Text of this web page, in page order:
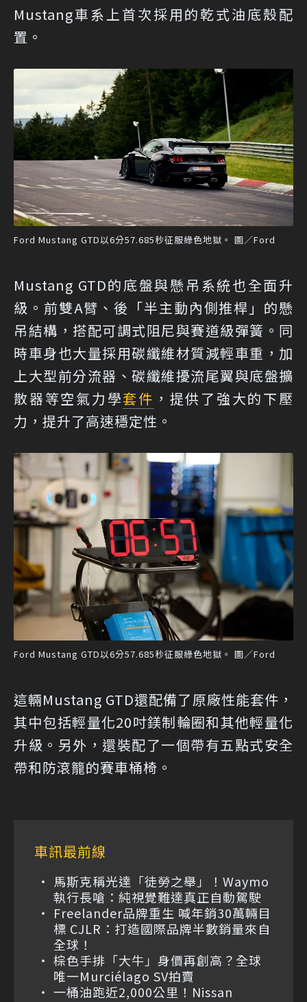
Mustang車系上首次採用的乾式油底殼配
置。
Ford Mustang GTD以6分57.685秒征服綠色地獄。 圖／Ford
Mustang GTD的底盤與懸吊系統也全面升
級。前雙A臂、後「半主動內側推桿」的懸
吊結構，搭配可調式阻尼與賽道級彈簧。同
時車身也大量採用碳纖維材質減輕車重，加
上大型前分流器、碳纖維擾流尾翼與底盤擴
散器等空氣力學套件 ，提供了強大的下壓
力，提升了高速穩定性。
Ford Mustang GTD以6分57.685秒征服綠色地獄。 圖／Ford
這輛Mustang GTD還配備了原廠性能套件，
其中包括輕量化20吋鎂制輪圈和其他輕量化
升級。另外，還裝配了一個帶有五點式安全
帶和防滾籠的賽車桶椅。
車訊最前線
馬斯克稱光達「徒勞之舉」！Waymo
執行長嗆：純視覺難達真正自動駕駛
Freelander品牌重生 喊年銷30萬輛目
標 CJLR：打造國際品牌半數銷量來自
全球！
棕色手排「大牛」身價再創高？全球
唯一Murciélago SV拍賣
一桶油跑近2,000公里！Nissan